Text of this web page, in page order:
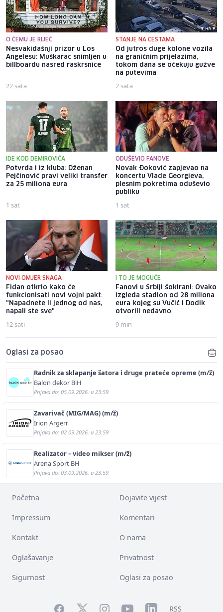
O ČEMU JE RIJEČ
Nesvakidašnji prizor u Los
Angelesu: Muškarac snimljen u
billboardu nasred raskrsnice
22 sata
STANJE NA CESTAMA
Od jutros duge kolone vozila
na graničnim prijelazima,
tokom dana se očekuju gužve
na putevima
2 sata
IDE KOD DEMIROVIĆA
Potvrda i iz kluba: Dženan
Pejčinović pravi veliki transfer
za 25 miliona eura
1 sat
ODUŠEVIO FANOVE
Novak Đoković zapjevao na
koncertu Vlade Georgieva,
plesnim pokretima oduševio
publiku
1 sat
NOVI OMJER SNAGA
Fidan otkrio kako će
funkcionisati novi vojni pakt:
"Napadnete li jednog od nas,
napali ste sve"
12 sati
I TO JE MOGUĆE
Fanovi u Srbiji šokirani: Ovako
izgleda stadion od 28 miliona
eura kojeg su Vučić i Dodik
otvorili nedavno
9 min
Oglasi za posao
Radnik za sklapanje šatora i druge prateće opreme (m/ž)
Balon dekor BiH
Prijava do: 05.09.2026. u 23:59
Zavarivač (MIG/MAG) (m/ž)
Irion Argerr
Prijava do: 02.09.2026. u 23:59
Realizator – video mikser (m/ž)
Arena Sport BH
Prijava do: 03.09.2026. u 23:59
Početna Dojavite vijest
Impressum Komentari
Kontakt O nama
Oglašavanje Privatnost
Sigurnost Oglasi za posao
FacebookTwitterInstagramYouTubeLinkedInRSS